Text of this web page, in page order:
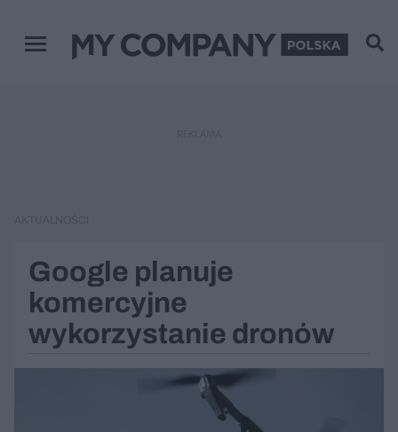
Menu główne
Google planuje
komercyjne
wykorzystanie dronów